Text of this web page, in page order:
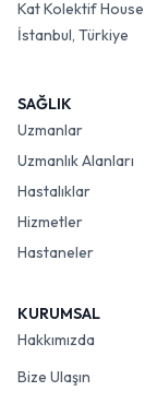
Kat Kolektif House
İstanbul, Türkiye
SAĞLIK
Uzmanlar
Uzmanlık Alanları
Hastalıklar
Hizmetler
Hastaneler
KURUMSAL
Hakkımızda
Bize Ulaşın